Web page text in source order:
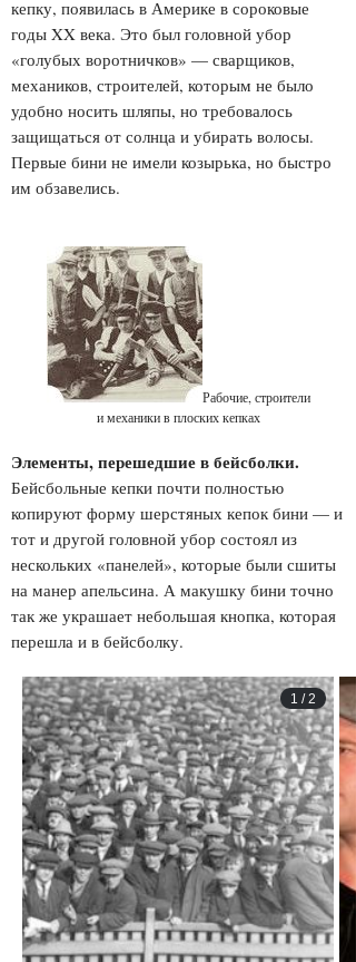
кепку, появилась в Америке в сороковые
годы XX века. Это был головной убор
«голубых воротничков» — сварщиков,
механиков, строителей, которым не было
удобно носить шляпы, но требовалось
защищаться от солнца и убирать волосы.
Первые бини не имели козырька, но быстро
им обзавелись.
Рабочие, строители
и механики в плоских кепках
Элементы, перешедшие в бейсболки.
Бейсбольные кепки почти полностью
копируют форму шерстяных кепок бини — и
тот и другой головной убор состоял из
нескольких «панелей», которые были сшиты
на манер апельсина. А макушку бини точно
так же украшает небольшая кнопка, которая
перешла и в бейсболку.
1 /2